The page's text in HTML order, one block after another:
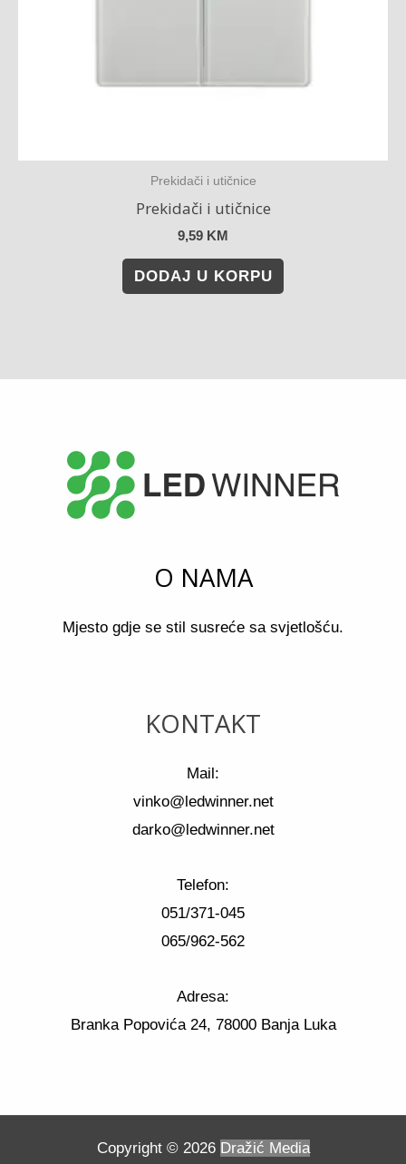
Prekidači i utičnice
Prekidači i utičnice
9,59 KM
DODAJ U KORPU
O NAMA
Mjesto gdje se stil susreće sa svjetlošću.
KONTAKT
Mail:
vinko@ledwinner.net
darko@ledwinner.net
Telefon:
051/371-045
065/962-562
Adresa:
Branka Popovića 24, 78000 Banja Luka
Copyright © 2026 Dražić Media